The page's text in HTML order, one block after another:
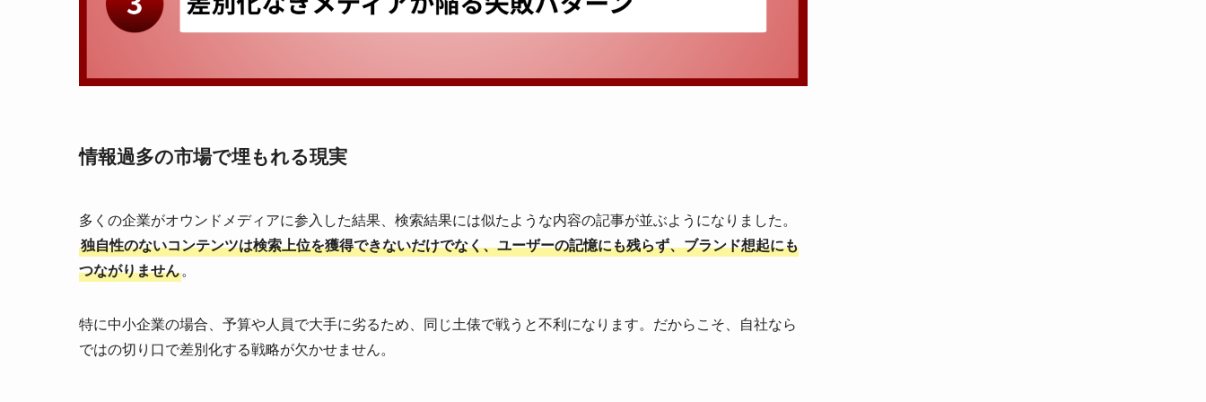
情報過多の市場で埋もれる現実
多くの企業がオウンドメディアに参入した結果、検索結果には似たような内容の記事が並ぶようになりました。
独自性のないコンテンツは検索上位を獲得できないだけでなく、ユーザーの記憶にも残らず、ブランド想起にも
つながりません。
特に中小企業の場合、予算や人員で大手に劣るため、同じ土俵で戦うと不利になります。だからこそ、自社なら
ではの切り口で差別化する戦略が欠かせません。